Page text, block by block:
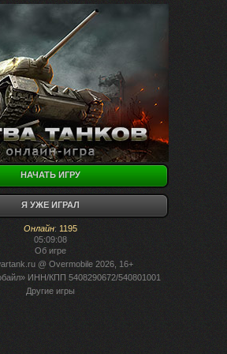
НАЧАТЬ ИГРУ
Я УЖЕ ИГРАЛ
Онлайн: 1195
05:09:08
Об игре
@ Overmobile 2026, 16+
ИНН/КПП 5408290672/540801001
Другие игры